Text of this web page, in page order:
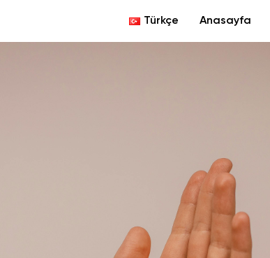
Türkçe Anasayfa